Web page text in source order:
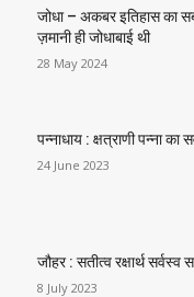
जोधा – अकबर इतिहास का
ज़मानी ही जोधाबाई थी
28 May 2024
पन्नाधाय : क्षत्राणी पन्ना का
24 June 2023
जौहर : सतीत्व रक्षार्थ सर्वस्व
8 July 2023